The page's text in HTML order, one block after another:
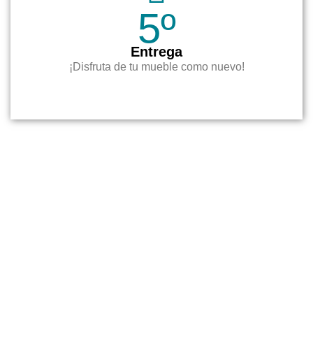
5º
Entrega
¡Disfruta de tu mueble como nuevo!